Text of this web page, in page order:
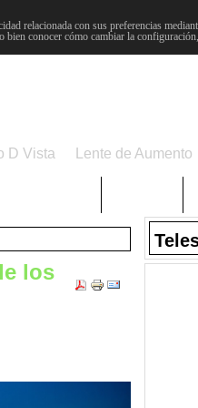
relacionada con sus preferencias
bien conocer cómo cambiar la
D Vista Lente de Aumento
los